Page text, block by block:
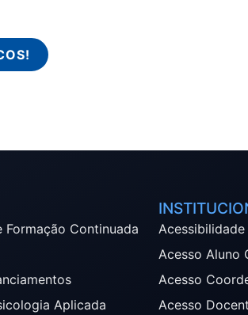
Formação Continuada
Aplicada
Acessibilidade
Acesso Aluno
Acesso
Acesso